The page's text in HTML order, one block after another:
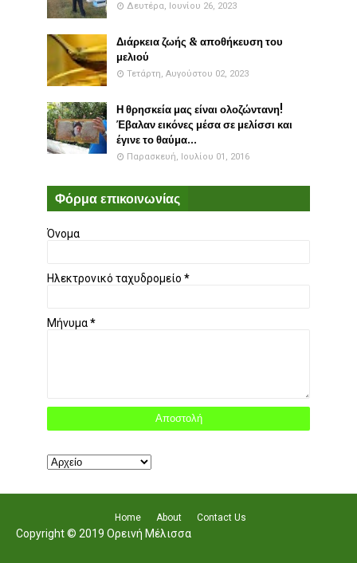
Δευτέρα, Ιουνίου 26, 2023
Διάρκεια ζωής & αποθήκευση του
μελιού
Τετάρτη, Αυγούστου 02, 2023
Η θρησκεία μας είναι ολοζώντανη!
Έβαλαν εικόνες μέσα σε μελίσσι και
έγινε το θαύμα...
Παρασκευή, Ιουλίου 01, 2016
Φόρμα επικοινωνίας
Όνομα
Ηλεκτρονικό ταχυδρομείο *
Μήνυμα*
Home About Contact Us
Copyright © 2019 Ορεινή Μέλισσα